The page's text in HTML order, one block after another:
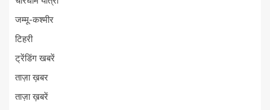
जम्मू-कश्मीर
टिहरी
ट्रेंडिंग खबरें
ताज़ा ख़बर
ताज़ा ख़बरें